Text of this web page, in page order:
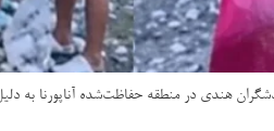
هندی در منطقه حفاظت‌شده آناپورنا به